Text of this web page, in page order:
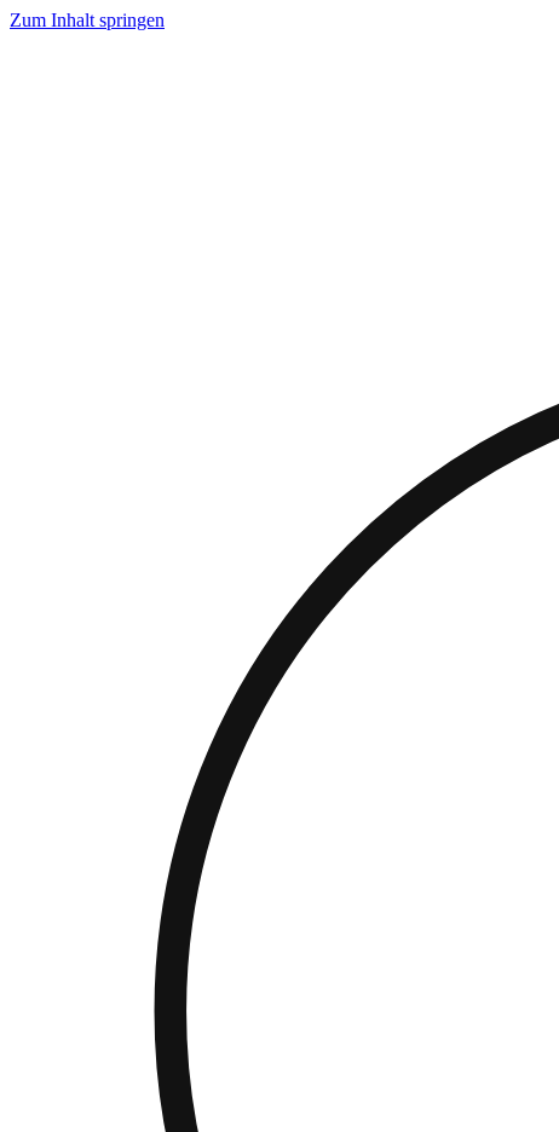
Zum Inhalt springen